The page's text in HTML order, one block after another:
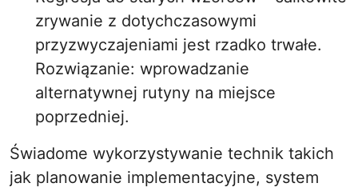
zrywanie z dotychczasowymi
przyzwyczajeniami jest rzadko trwałe.
Rozwiązanie: wprowadzanie
alternatywnej rutyny na miejsce
poprzedniej.
Świadome wykorzystywanie technik takich
jak planowanie implementacyjne, system